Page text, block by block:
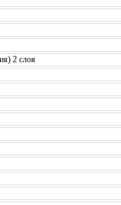
2 слоя